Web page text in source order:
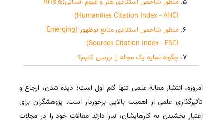
Humanities Citation Index - AHCI)
منظور شاخص استنادی منابع نوظهور (Emerging
Sources Citation Index - ESCI)
چگونه نمایه یک مجله را بررسی کنیم؟
امروزه، انتشار مقاله علمی تنها گام اول است؛ دیده شدن، ارجاع و
تأثیرگذاری علمی از اهمیت بالایی برخوردار است. پژوهشگران برای
اعتبار بخشیدن به کارهایشان، نیاز دارند مقالات خود را در مجلات